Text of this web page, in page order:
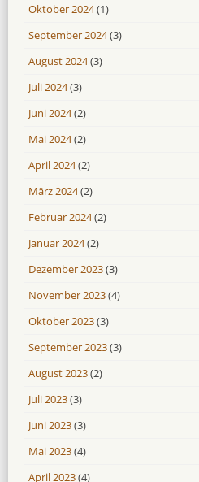
Oktober 2024(1)
September 2024(3)
August 2024(3)
Juli 2024(3)
Juni 2024(2)
Mai 2024(2)
April 2024(2)
März 2024(2)
Februar 2024(2)
Januar 2024(2)
Dezember 2023(3)
November 2023(4)
Oktober 2023(3)
September 2023(3)
August 2023(2)
Juli 2023(3)
Juni 2023(3)
Mai 2023(4)
April 2023(4)